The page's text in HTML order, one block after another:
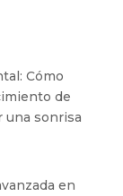
Cómo
de
una sonrisa
en